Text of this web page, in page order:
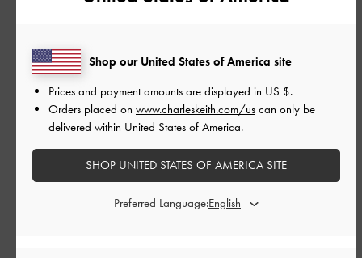
ご利用者様
オシャレ満喫だ〜 ハッピー😃
オシャレ満喫だ〜
2026-06-02
Shop our United States of America site
Prices and payment amounts are displayed in US $.
Orders placed on www.charleskeith.com/us can only be
delivered within United States of America.
SHOP UNITED STATES OF AMERICA SITE
Preferred Language: